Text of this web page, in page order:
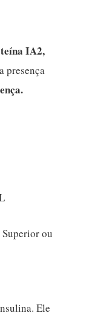
IA2,
presença
Superior ou
Ele